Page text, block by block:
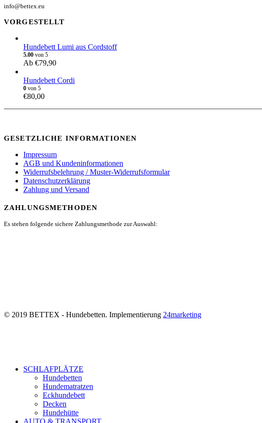
info@bettex.eu
VORGESTELLT
Hundebett Lumi aus Cordstoff
5.00 von 5
Ab €79,90
Hundebett Cordi
0 von 5
€80,00
GESETZLICHE INFORMATIONEN
Impressum
AGB und Kundeninformationen
Widerrufsbelehrung / Muster-Widerrufsformular
Datenschutzerklärung
Zahlung und Versand
ZAHLUNGSMETHODEN
Es stehen folgende sichere Zahlungsmethode zur Auswahl:
© 2019 BETTEX - Hundebetten. Implementierung 24marketing
SCHLAFPLÄTZE
Hundebetten
Hundematratzen
Eckhundebett
Decken
Hundehütte